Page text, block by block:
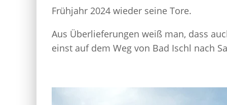
Frühjahr 2024 wieder seine Tore.
Aus Überlieferungen weiß man, dass
einst auf dem Weg von Bad Ischl nach